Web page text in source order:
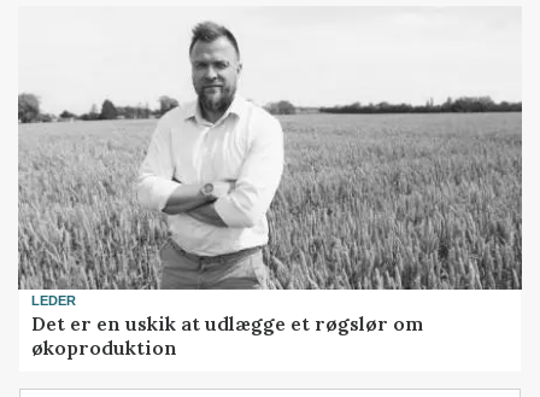
LEDER
Det er en uskik at udlægge et røgslør om
økoproduktion